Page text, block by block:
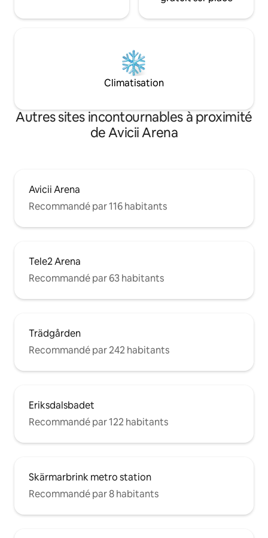
Climatisation
Autres sites incontournables à proximité
de Avicii Arena
Avicii Arena
Recommandé par 116 habitants
Tele2 Arena
Recommandé par 63 habitants
Trädgården
Recommandé par 242 habitants
Eriksdalsbadet
Recommandé par 122 habitants
Skärmarbrink metro station
Recommandé par 8 habitants